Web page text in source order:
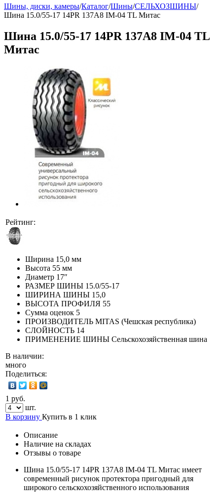
Шины, диски, камеры/Каталог/Шины/СЕЛЬХОЗШИНЫ/
Шина 15.0/55-17 14PR 137A8 IM-04 TL Митас
Шина 15.0/55-17 14PR 137A8 IM-04 TL
Митас
Рейтинг:
Ширина 15,0 мм
Высота 55 мм
Диаметр 17″
РАЗМЕР ШИНЫ 15.0/55-17
ШИРИНА ШИНЫ 15,0
ВЫСОТА ПРОФИЛЯ 55
Сумма оценок 5
ПРОИЗВОДИТЕЛЬ MITAS (Чешская республика)
СЛОЙНОСТЬ 14
ПРИМЕНЕНИЕ ШИНЫ Сельскохозяйственная шина
В наличии:
много
Поделиться:
1 руб.
шт.
В корзину Купить в 1 клик
Описание
Наличие на складах
Отзывы о товаре
Шина 15.0/55-17 14PR 137A8 IM-04 TL Митас имеет
современный рисунок протектора пригодный для
широкого сельскохозяйственного использования